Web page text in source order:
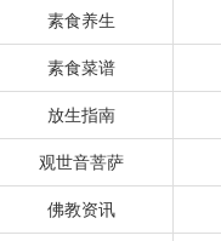
素食养生
素食菜谱
放生指南
观世音菩萨
佛教资讯